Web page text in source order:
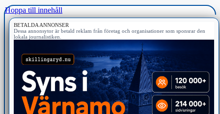
Hoppa till innehåll
BETALDA ANNONSER
Dessa annonsytor är betald reklam från företag och organisationer som sponsrar den
lokala journalistiken.